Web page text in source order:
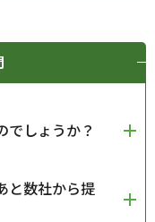
でしょうか？
と数社から提